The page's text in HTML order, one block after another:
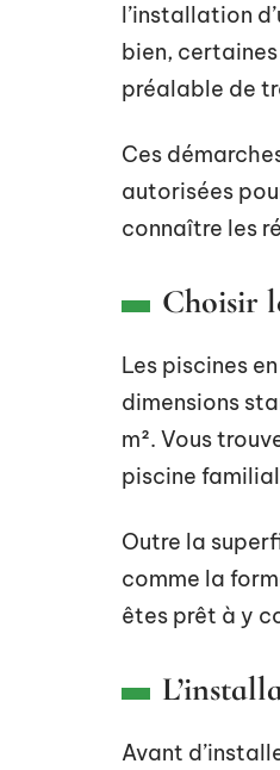
l’installation
bien,
préalable de
Ces
autorisées
connaître les
Choisir
Les piscines
dimensions
m². Vous
piscine
Outre la
comme la
êtes prêt à y
Avant